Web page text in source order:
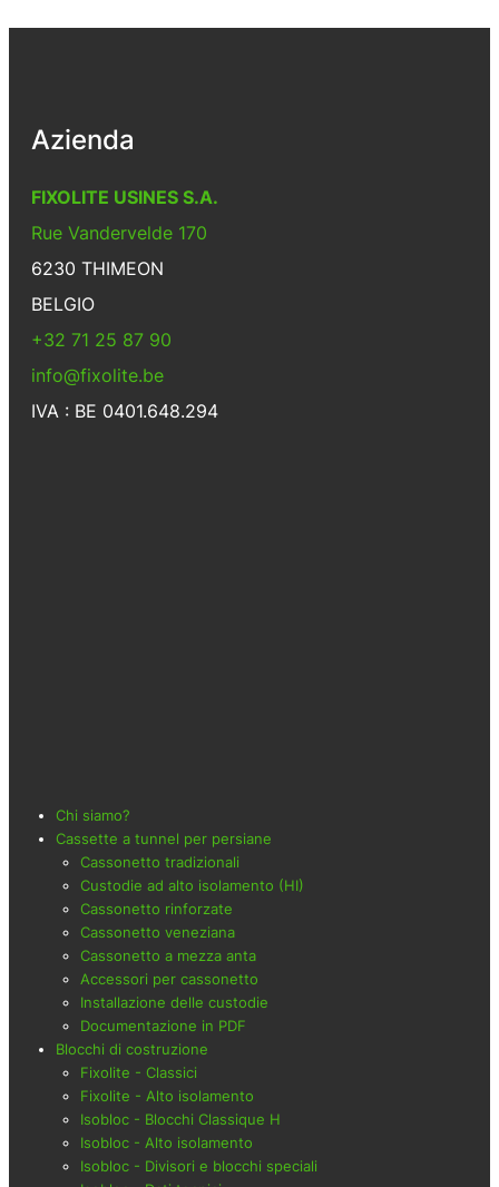
Azienda
FIXOLITE USINES S.A.
Rue Vandervelde 170
6230 THIMEON
BELGIO
+32 71 25 87 90
info@fixolite.be
IVA : BE 0401.648.294
Chi siamo?
Cassette a tunnel per persiane
Cassonetto tradizionali
Custodie ad alto isolamento (HI)
Cassonetto rinforzate
Cassonetto veneziana
Cassonetto a mezza anta
Accessori per cassonetto
Installazione delle custodie
Documentazione in PDF
Blocchi di costruzione
Fixolite - Classici
Fixolite - Alto isolamento
Isobloc - Blocchi Classique H
Isobloc - Alto isolamento
Isobloc - Divisori e blocchi speciali